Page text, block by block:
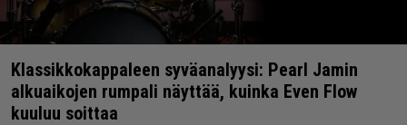
Klassikkokappaleen syväanalyysi: Pearl Jamin
alkuaikojen rumpali näyttää, kuinka Even Flow
kuuluu soittaa